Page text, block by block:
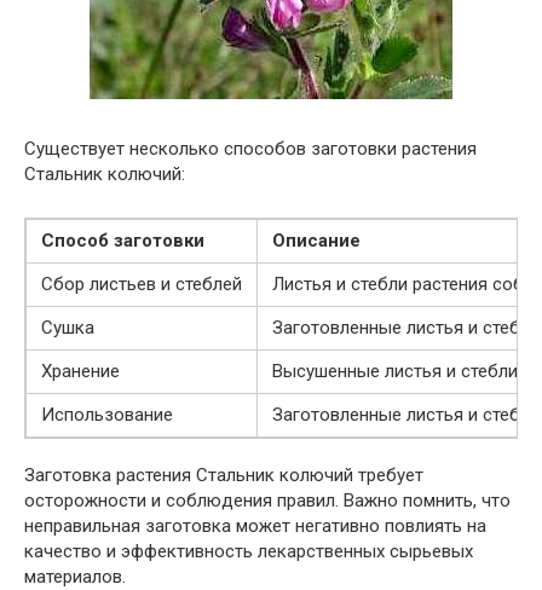
Существует несколько способов заготовки растения
Стальник колючий:
Способ заготовки
Описание
Сбор листьев и стеблей
Листья и стебли растения
Сушка
Заготовленные листья и
Хранение
Высушенные листья и стебли
Использование
Заготовленные листья и
Заготовка растения Стальник колючий требует
осторожности и соблюдения правил. Важно помнить, что
неправильная заготовка может негативно повлиять на
качество и эффективность лекарственных сырьевых
материалов.